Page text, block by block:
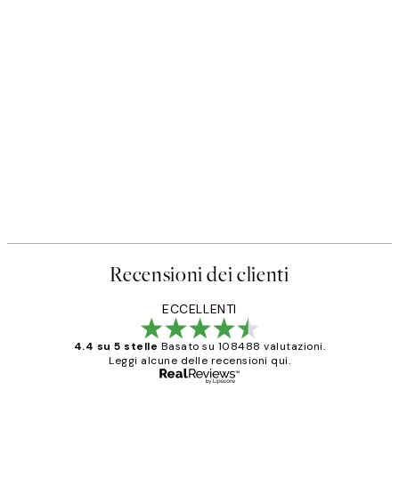
Recensioni dei clienti
ECCELLENTI
4.4 su 5 stelle Basato su 108488 valutazioni.
Leggi alcune delle recensioni qui.